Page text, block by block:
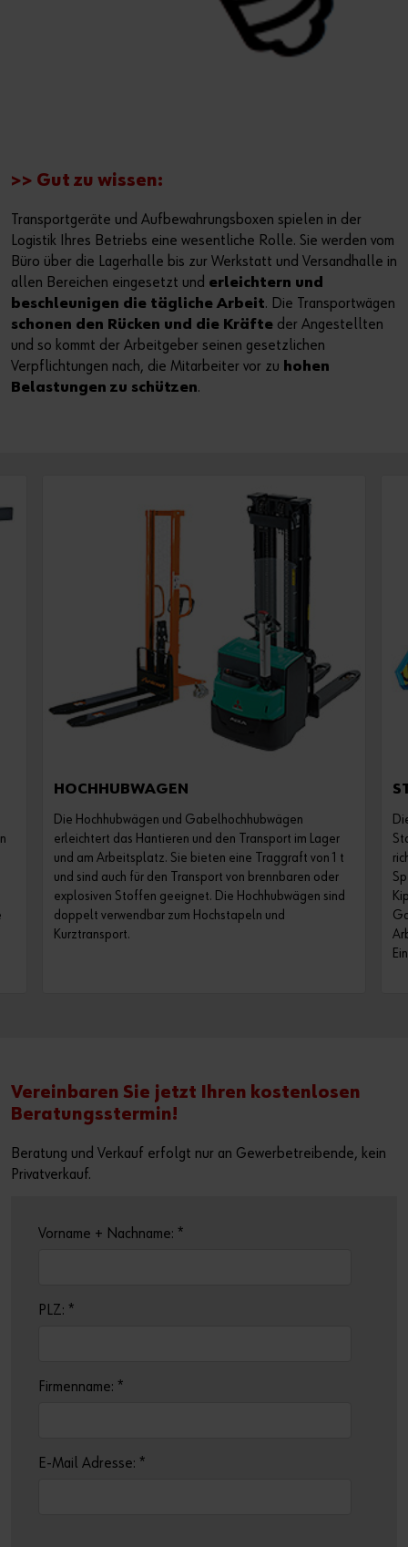
>> Gut zu wissen:
Transportgeräte und Aufbewahrungsboxen spielen in der
Logistik Ihres Betriebs eine wesentliche Rolle. Sie werden vom
Büro über die Lagerhalle bis zur Werkstatt und Versandhalle in
allen Bereichen eingesetzt und erleichtern und
beschleunigen die tägliche Arbeit. Die Transportwägen
schonen den Rücken und die Kräfte der Angestellten
und so kommt der Arbeitgeber seinen gesetzlichen
Verpflichtungen nach, die Mitarbeiter vor zu hohen
Belastungen zu schützen.
HOCHHUBWAGEN
Die Hochhubwägen und Gabelhochhubwägen
erleichtert das Hantieren und den Transport im Lager
und am Arbeitsplatz. Sie bieten eine Traggraft von 1 t
und sind auch für den Transport von brennbaren oder
explosiven Stoffen geeignet. Die Hochhubwägen sind
doppelt verwendbar zum Hochstapeln und
Kurztransport.
Vereinbaren Sie jetzt Ihren kostenlosen
Beratungsstermin!
Beratung und Verkauf erfolgt nur an Gewerbetreibende, kein
Privatverkauf.
Vorname + Nachname: *
PLZ: *
Firmenname: *
E-Mail Adresse: *